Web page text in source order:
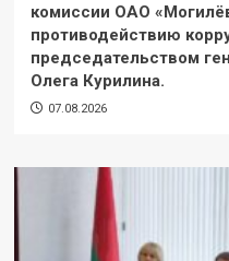
комиссии ОАО
противодействию
председательством
Олега Курилина.
07.08.2026